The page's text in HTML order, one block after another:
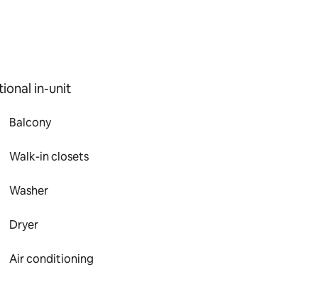
in-unit
Balcony
Walk-in closets
Washer
Dryer
Air conditioning